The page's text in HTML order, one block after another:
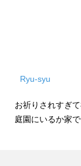
Ryu-syu
お祈りされすぎ
庭園にいるか家